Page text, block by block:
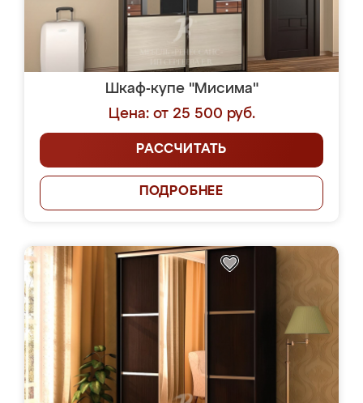
Шкаф-купе "Мисима"
Цена: от 25 500 руб.
РАССЧИТАТЬ
ПОДРОБНЕЕ